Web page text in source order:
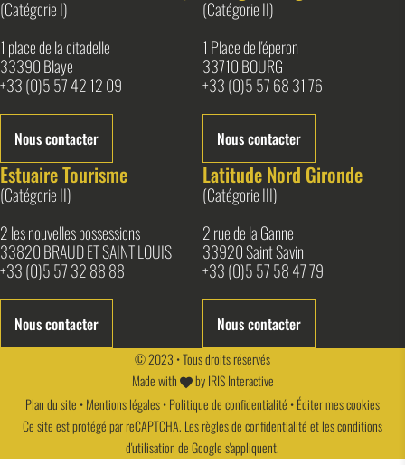
(Catégorie I)
1 place de la citadelle
33390 Blaye
+33 (0)5 57 42 12 09
Nous contacter
(Catégorie II)
1 Place de l'éperon
33710 BOURG
+33 (0)5 57 68 31 76
Nous contacter
Estuaire Tourisme
(Catégorie II)
2 les nouvelles possessions
33820 BRAUD ET SAINT LOUIS
+33 (0)5 57 32 88 88
Nous contacter
Latitude Nord Gironde
(Catégorie III)
2 rue de la Ganne
33920 Saint Savin
+33 (0)5 57 58 47 79
Nous contacter
© 2023 • Tous droits réservés
Made with
byIRIS Interactive
Plan du site •Mentions légales•Politique de confidentialité •Éditer mes cookies
Ce site est protégé par reCAPTCHA. Lesrègles de confidentialitéet lesconditions
d'utilisationde Google s'appliquent.